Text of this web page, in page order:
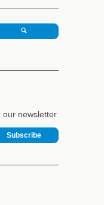
our newsletter